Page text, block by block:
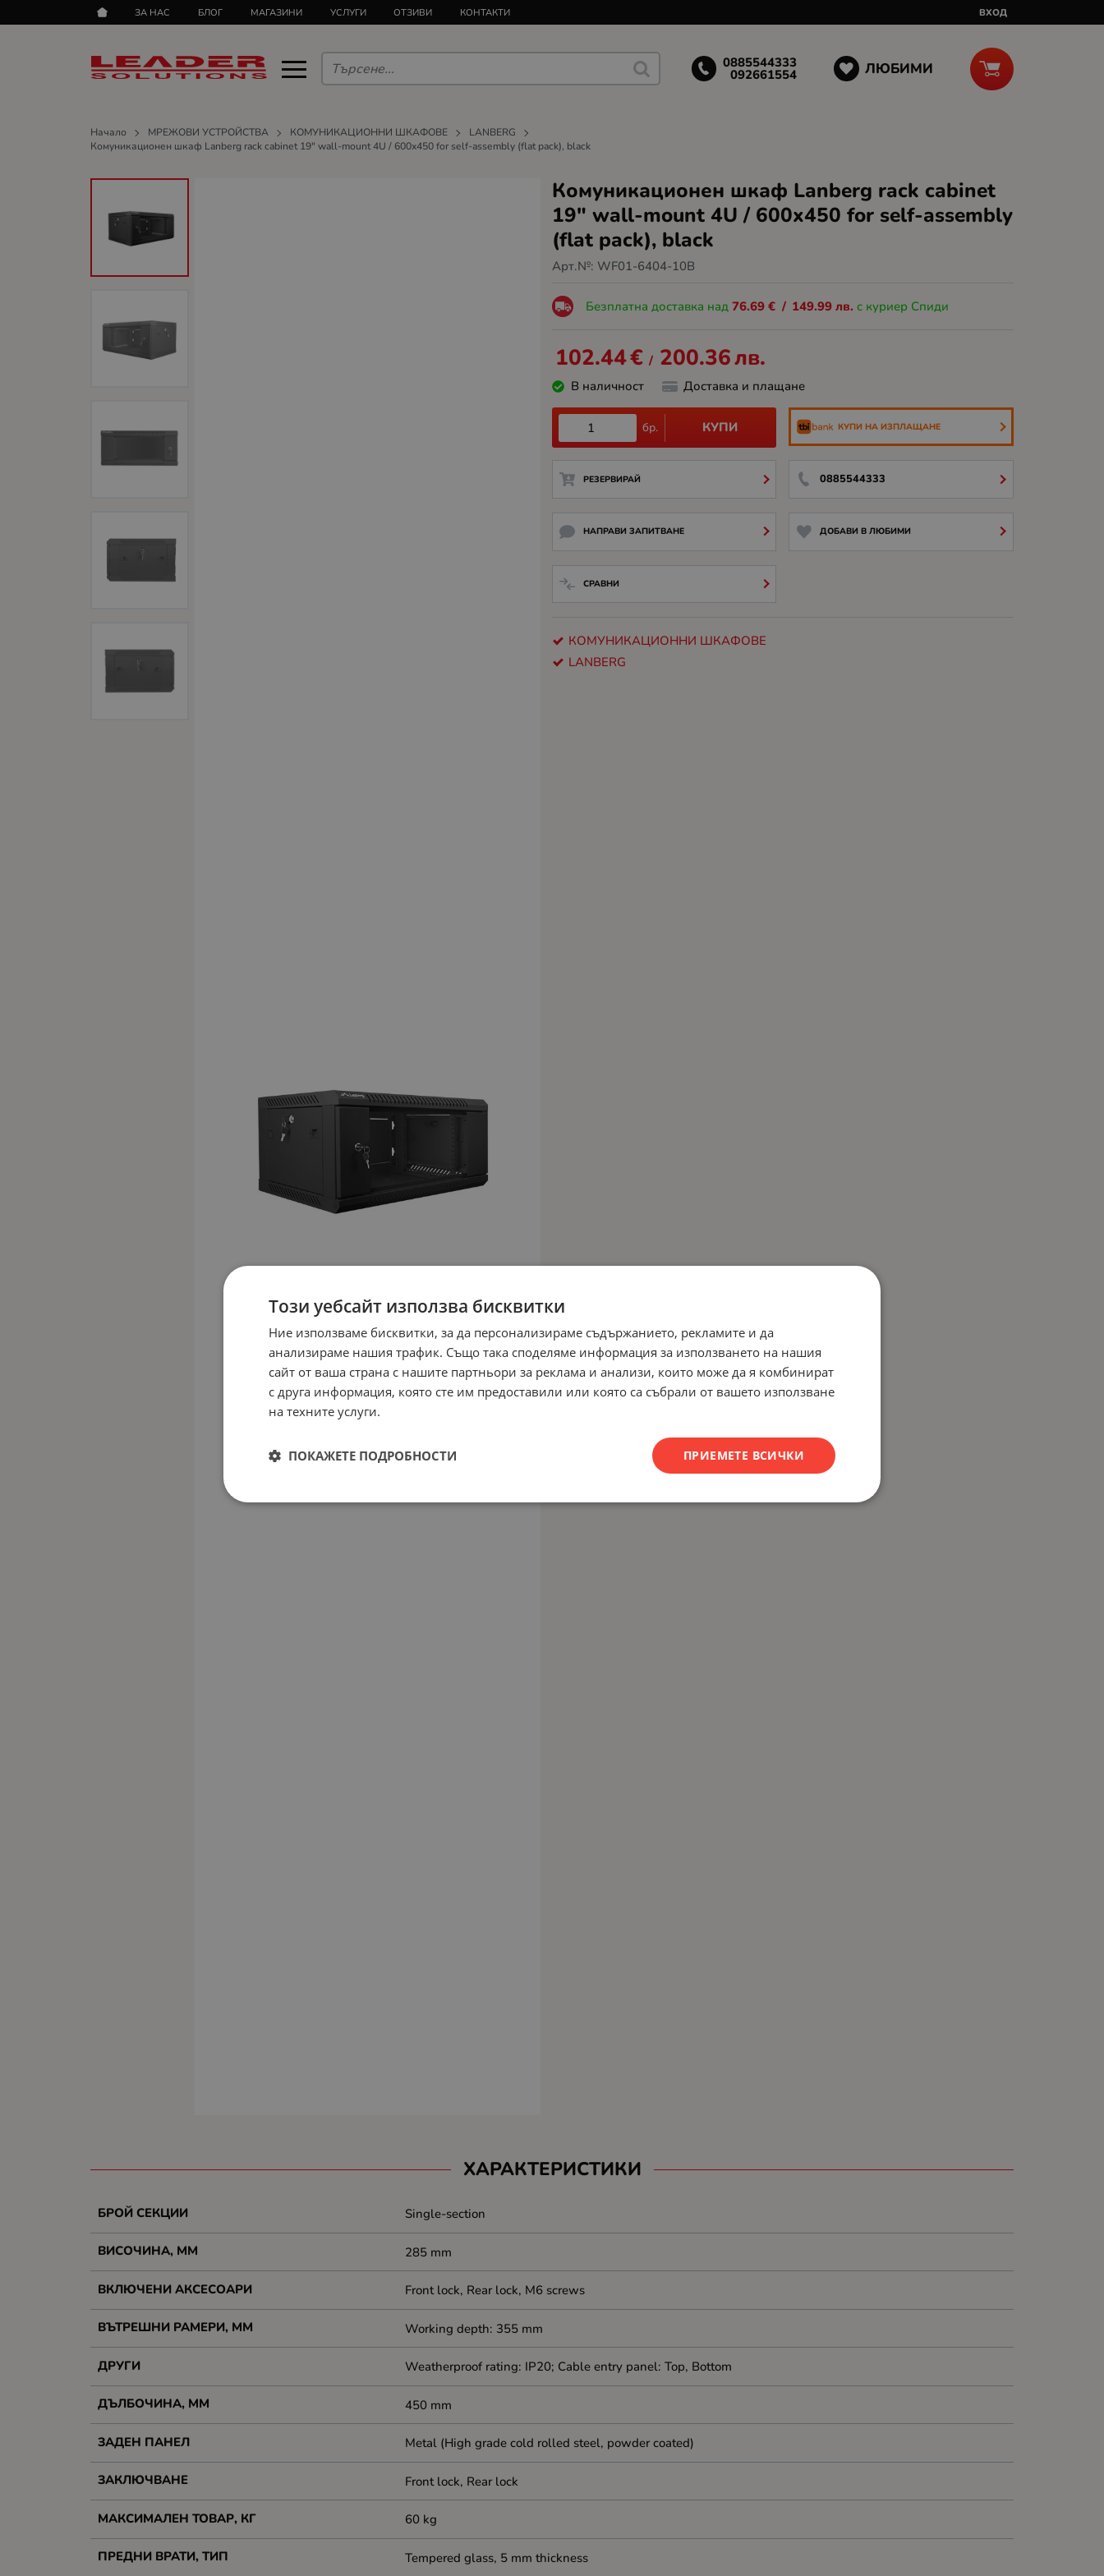
ЗА НАС БЛОГ МАГАЗИНИ УСЛУГИ ОТЗИВИ КОНТАКТИ ВХОД
0885544333
092661554 ЛЮБИМИ
Начало МРЕЖОВИ УСТРОЙСТВА КОМУНИКАЦИОННИ ШКАФОВЕ
LANBERG
Комуникационен шкаф Lanberg rack cabinet 19" wall-mount 4U / 600x450 for self-assembly (flat pack), black
Комуникационен шкаф Lanberg rack cabinet
19" wall-mount 4U / 600x450 for self-assembly
(flat pack), black
Арт.№: WF01-6404-10B
Безплатна доставка над76.69 € / 149.99 лв. с куриер Спиди
102.44€ / 200.36лв.
В наличност Доставка и плащане
бр. КУПИ КУПИ НА ИЗПЛАЩАНЕ
РЕЗЕРВИРАЙ 0885544333
НАПРАВИ ЗАПИТВАНЕ ДОБАВИ В ЛЮБИМИ
СРАВНИ
КОМУНИКАЦИОННИ ШКАФОВЕ
LANBERG
ХАРАКТЕРИСТИКИ
БРОЙ СЕКЦИИ Single-section
ВИСОЧИНА, MM 285 mm
ВКЛЮЧЕНИ АКСЕСОАРИ Front lock, Rear lock, M6 screws
ВЪТРЕШНИ РАМЕРИ, ММ Working depth: 355 mm
ДРУГИ Weatherproof rating: IP20; Cable entry panel: Top, Bottom
ДЪЛБОЧИНА, ММ 450 mm
ЗАДЕН ПАНЕЛ Metal (High grade cold rolled steel, powder coated)
ЗАКЛЮЧВАНЕ Front lock, Rear lock
МАКСИМАЛЕН ТОВАР, КГ 60 kg
ПРЕДНИ ВРАТИ, ТИП Tempered glass, 5 mm thickness
Този уебсайт използва бисквитки
Ние използваме бисквитки, за да персонализираме съдържанието, рекламите и да
анализираме нашия трафик. Също така споделяме информация за използването на нашия
сайт от ваша страна с нашите партньори за реклама и анализи, които може да я комбинират
с друга информация, която сте им предоставили или която са събрали от вашето използване
на техните услуги.
ПРИЕМЕТЕ ВСИЧКИ
ПОКАЖЕТЕ ПОДРОБНОСТИ